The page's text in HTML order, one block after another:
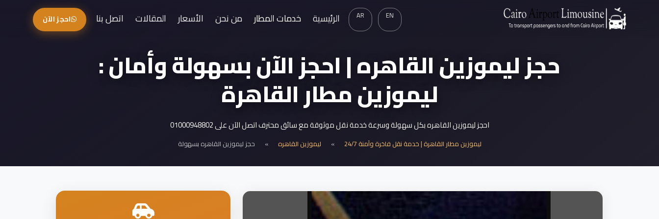
EN
AR الرئيسية خدمات المطار من نحن الأسعار المقالات اتصل بنا احجز الآن
حجز ليموزين القاهره | احجز الآن بسهولة وأمان :
ليموزين مطار القاهرة
احجز ليموزين القاهره بكل سهولة وسرعة خدمة نقل موثوقة مع سائق محترف اتصل الآن على 01000948802
ليموزين مطار القاهرة | خدمة نقل فاخرة وآمنة 24/7 » ليموزين القاهره » حجز ليموزين القاهره بسهولة